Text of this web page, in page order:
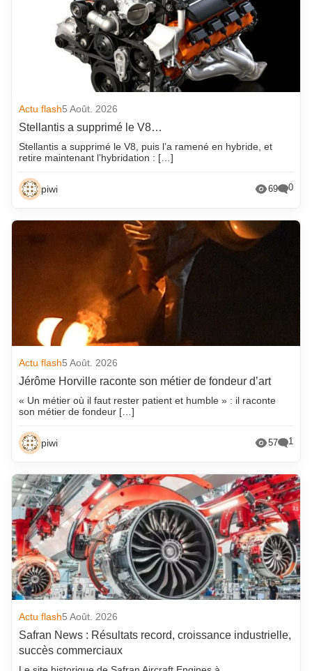
Actu flash5 Août. 2026
Stellantis a supprimé le V8…
Stellantis a supprimé le V8, puis l’a ramené en hybride, et
retire maintenant l’hybridation : […]
piwi 69 0
Actu flash5 Août. 2026
Jérôme Horville raconte son métier de fondeur d’art
« Un métier où il faut rester patient et humble » : il raconte
son métier de fondeur […]
piwi 57 1
Actu flash5 Août. 2026
Safran News : Résultats record, croissance industrielle,
succès commerciaux